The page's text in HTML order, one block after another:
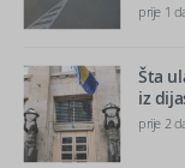
prije 1
Šta
iz
prije 2